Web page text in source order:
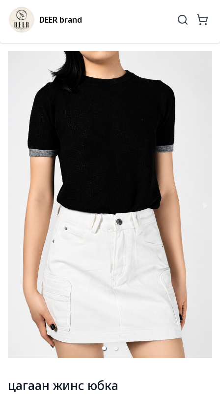
DEER brand
цагаан жинс юбка